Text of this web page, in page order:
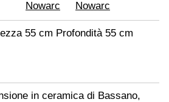
55 cm Profondità 55 cm
in ceramica di Bassano,